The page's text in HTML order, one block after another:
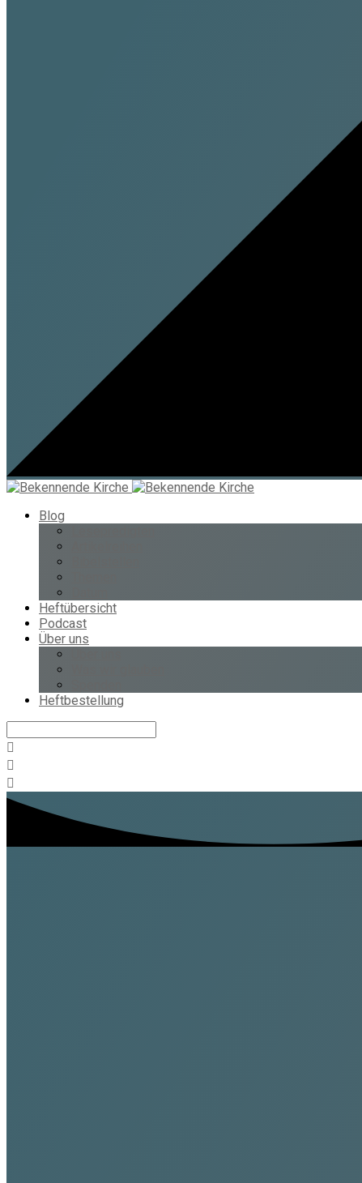
Blog
Heftübersicht
Podcast
Über uns
Heftbestellung